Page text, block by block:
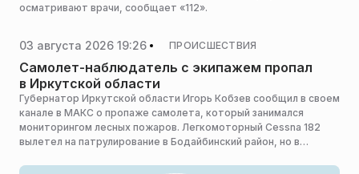
осматривают врачи, сообщает «112».
03 августа 2026 19:26 ПРОИСШЕСТВИЯ
Самолет-наблюдатель с экипажем пропал
в Иркутской области
Губернатор Иркутской области Игорь Кобзев сообщил в своем
канале в МАКС о пропаже самолета, который занимался
мониторингом лесных пожаров. Легкомоторный Cessna 182
вылетел на патрулирование в Бодайбинский район, но в